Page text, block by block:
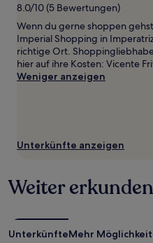
2 Erwachsenen
gefunden
wurde.
Preise
und
Verfügbarkeiten
zusätzliche
8.0/10 (5 Bewertungen)
Wenn du gerne shoppen
Imperial Shopping in
richtige Ort.
hier auf ihre Kosten: Vicente
Weniger anzeigen
Unterkünfte anzeigen
Weiter erkunden
UnterkünfteMehr